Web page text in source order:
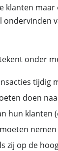
klanten
ondervinden
onder
tijdig
doen
hun klanten (
zij op de